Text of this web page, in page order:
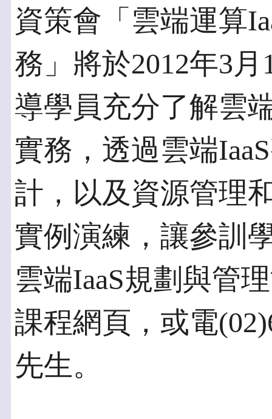
資策會「雲端運算
務」將於2012年3
導學員充分了解雲
實務，透過雲端
計，以及資源管理
實例演練，讓參訓
雲端IaaS規劃與管
課程網頁，或電
先生。